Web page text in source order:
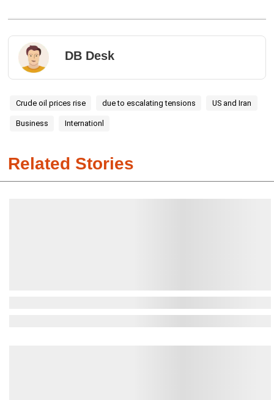
DB Desk
Crude oil prices rise due to escalating tensions US and Iran
Business Internationl
Related Stories